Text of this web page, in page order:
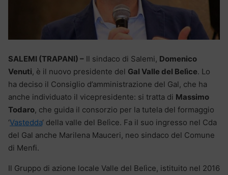
SALEMI (TRAPANI) – Il sindaco di Salemi, Domenico
Venuti, è il nuovo presidente del Gal Valle del Belìce. Lo
ha deciso il Consiglio d’amministrazione del Gal, che ha
anche individuato il vicepresidente: si tratta di Massimo
Todaro, che guida il consorzio per la tutela del formaggio
‘Vastedda‘ della valle del Belìce. Fa il suo ingresso nel Cda
del Gal anche Marilena Mauceri, neo sindaco del Comune
di Menfi.
Il Gruppo di azione locale Valle del Belìce, istituito nel 2016